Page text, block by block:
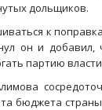
дольщиков.
к
он и добавил,
партию
бюджета